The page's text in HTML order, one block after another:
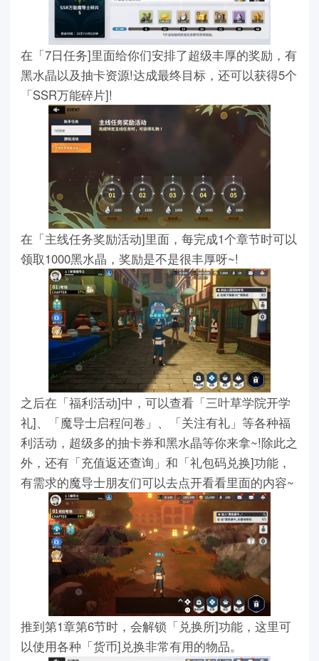
在「7日任务]里面给你们安排了超级丰厚的奖励，有
黑水晶以及抽卡资源!达成最终目标，还可以获得5个
「SSR万能碎片]!
在「主线任务奖励活动]里面，每完成1个章节时可以
领取1000黑水晶，奖励是不是很丰厚呀~!
之后在「福利活动]中，可以查看「三叶草学院开学
礼]、「魔导士启程问卷」、「关注有礼」等各种福
利活动，超级多的抽卡券和黑水晶等你来拿~!除此之
外，还有「充值返还查询」和「礼包码兑换]功能，
有需求的魔导士朋友们可以去点开看看里面的内容~
推到第1章第6节时，会解锁「兑换所]功能，这里可
以使用各种「货币]兑换非常有用的物品。